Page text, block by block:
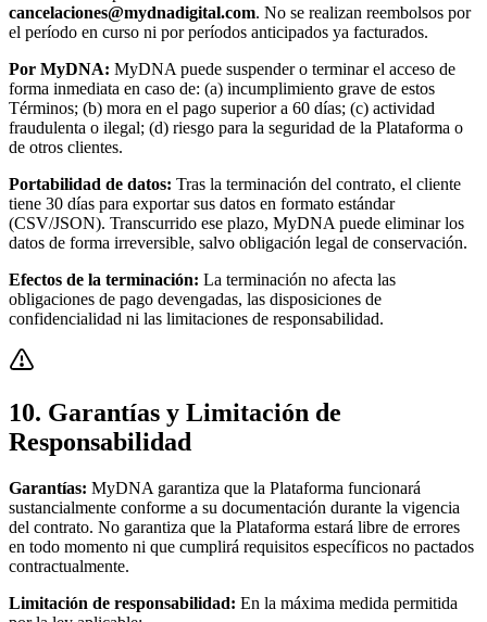
cancelaciones@mydnadigital.com. No se realizan reembolsos por
el período en curso ni por períodos anticipados ya facturados.
Por MyDNA: MyDNA puede suspender o terminar el acceso de
forma inmediata en caso de: (a) incumplimiento grave de estos
Términos; (b) mora en el pago superior a 60 días; (c) actividad
fraudulenta o ilegal; (d) riesgo para la seguridad de la Plataforma o
de otros clientes.
Portabilidad de datos: Tras la terminación del contrato, el cliente
tiene 30 días para exportar sus datos en formato estándar
(CSV/JSON). Transcurrido ese plazo, MyDNA puede eliminar los
datos de forma irreversible, salvo obligación legal de conservación.
Efectos de la terminación: La terminación no afecta las
obligaciones de pago devengadas, las disposiciones de
confidencialidad ni las limitaciones de responsabilidad.
10. Garantías y Limitación de
Responsabilidad
Garantías: MyDNA garantiza que la Plataforma funcionará
sustancialmente conforme a su documentación durante la vigencia
del contrato. No garantiza que la Plataforma estará libre de errores
en todo momento ni que cumplirá requisitos específicos no pactados
contractualmente.
Limitación de responsabilidad: En la máxima medida permitida